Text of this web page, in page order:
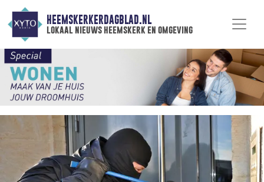
HEEMSKERKERDAGBLAD.NL
lokaal nieuws heemskerk en omgeving